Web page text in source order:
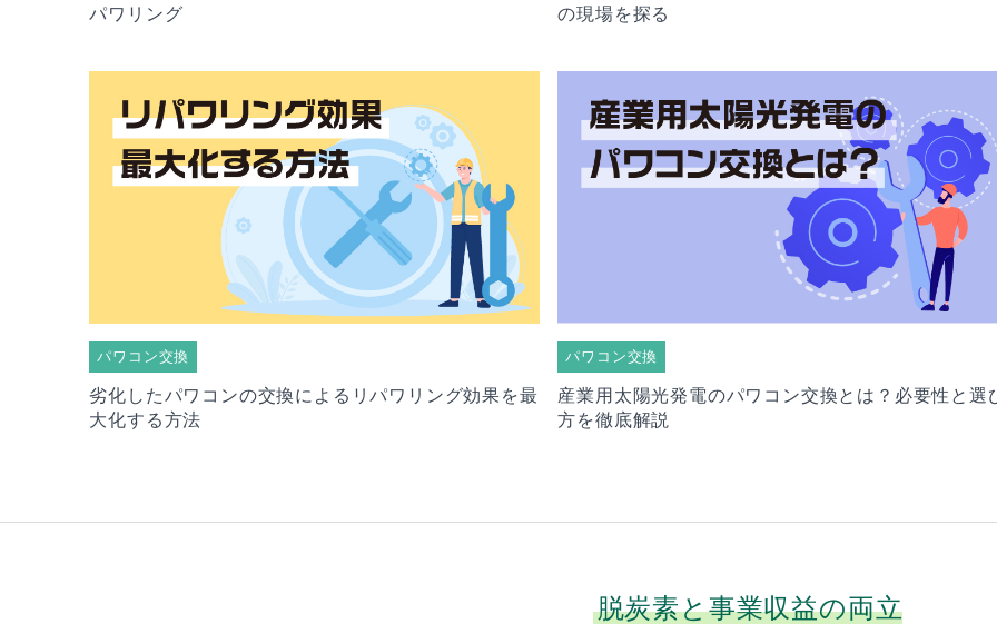
パワリング
の現場を探る
パワコン交換
劣化したパワコンの交換によるリパワリング効果を最
大化する方法
パワコン交換
産業用太陽光発電のパワコン交換とは？必要性と選
方を徹底解説
脱炭素と事業収益の両立